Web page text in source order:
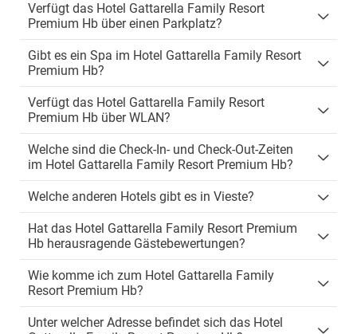
Verfügt das Hotel Gattarella Family Resort
Premium Hb über einen Parkplatz?
Gibt es ein Spa im Hotel Gattarella Family Resort
Premium Hb?
Verfügt das Hotel Gattarella Family Resort
Premium Hb über WLAN?
Welche sind die Check-In- und Check-Out-Zeiten
im Hotel Gattarella Family Resort Premium Hb?
Welche anderen Hotels gibt es in Vieste?
Hat das Hotel Gattarella Family Resort Premium
Hb herausragende Gästebewertungen?
Wie komme ich zum Hotel Gattarella Family
Resort Premium Hb?
Unter welcher Adresse befindet sich das Hotel